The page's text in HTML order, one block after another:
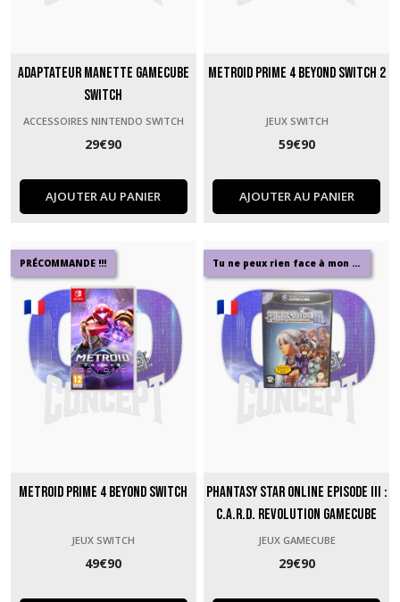
Adaptateur Manette GameCube
Switch
ACCESSOIRES NINTENDO SWITCH
29€90
AJOUTER AU PANIER
Metroid Prime 4 Beyond Switch 2
JEUX SWITCH
59€90
AJOUTER AU PANIER
PRÉCOMMANDE !!!
Metroid Prime 4 Beyond Switch
JEUX SWITCH
49€90
Tu ne peux rien face à mon deck
Phantasy Star Online Episode III :
C.A.R.D. Revolution GameCube
JEUX GAMECUBE
29€90